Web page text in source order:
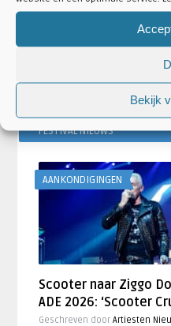
Bekijk
FESTIVAL NIEUWS
AANKONDIGINGEN
Scooter naar Ziggo
ADE 2026: ‘Scooter
Geschreven doorArtiesten